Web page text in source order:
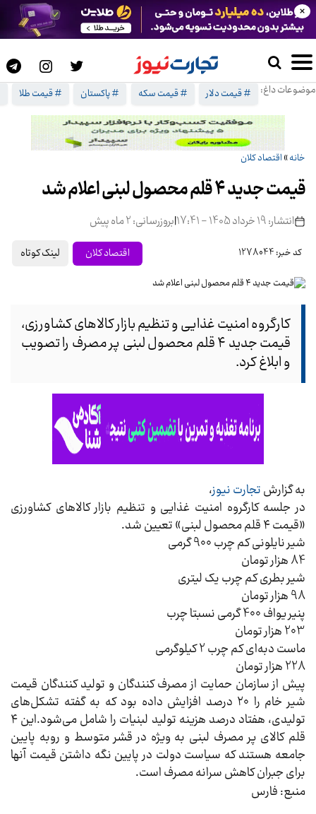
موضوعات داغ: # قیمت دلار # قیمت سکه # پاکستان # قیمت طلا
×
خانه» اقتصاد کلان
قیمت‌ جدید ۴ قلم محصول لبنی اعلام شد
انتشار: 19 خرداد 1405 - 17:41 |بروزرسانی: 2 ماه پیش
کد خبر: 1278044 اقتصاد کلان لینک کوتاه
کارگروه امنیت غذایی و تنظیم بازار کالاهای کشاورزی،
قیمت جدید ۴ قلم محصول لبنی پر مصرف را تصویب
و ابلاغ کرد.
به گزارشتجارت نیوز،
در جلسه کارگروه امنیت غذایی و تنظیم بازار کالاهای کشاورزی
«قیمت ۴ قلم محصول لبنی» تعیین شد.
شیر نایلونی کم چرب 900 گرمی
84 هزار تومان
شیر بطری کم چرب یک لیتری
98 هزار تومان
پنیر یواف 400 گرمی نسبتا چرب
203 هزار تومان
ماست دبه‌ای کم چرب 2 کیلوگرمی
228 هزار تومان
پیش از سازمان حمایت از مصرف کنندگان و تولید کنندگان قیمت
شیر خام را ۲۰ درصد افزایش داده بود که به گفته تشکل‌های
تولیدی، هفتاد درصد هزینه تولید لبنیات را شامل می‌شود.
این ۴
قلم کالای پر مصرف لبنی به ویژه در قشر متوسط و روبه پایین
جامعه هستند که سیاست دولت در پایین نگه داشتن قیمت آنها
برای جبران کاهش سرانه مصرف است.
منبع: فارس